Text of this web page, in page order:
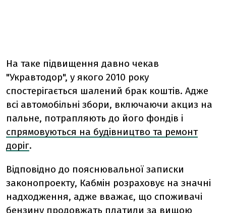
На таке підвищення давно чекав
"Укравтодор", у якого 2010 року
спостерігається шалений брак коштів. Адже
всі автомобільні збори, включаючи акциз на
пальне, потрапляють до його фондів і
спрямовуються на будівництво та ремонт
доріг.
Відповідно до пояснювальної записки
законопроекту, Кабмін розраховує на значні
надходження, адже вважає, що споживачі
бензину продовжать платили за вищою